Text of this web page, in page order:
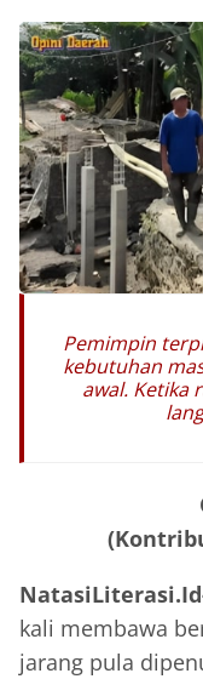
Pemimpin
kebutuhan
awal. Ketika
kali membawa
jarang pula